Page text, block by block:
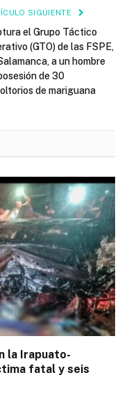
SIGUIENTE
el Grupo Táctico
(GTO) de las FSPE,
a un hombre
de 30
de mariguana
la Irapuato-
fatal y seis